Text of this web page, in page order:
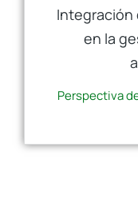
Integración
en la
Perspectiva